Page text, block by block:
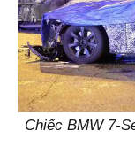
Chiếc BMW 7-